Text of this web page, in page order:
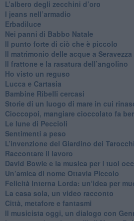
L’albero degli zecchini d’oro
​I jeans nell’armadio
Erbadiluce
Nei panni di Babbo Natale
​Il punto forte di ciò che è piccolo
​Il matrimonio delle acque a Seravezza
​Il frattone e la rasatura dell’angolino
​Ho visto un reguso
Lucca e Cartasia
Bambine Ribelli cercasi
Storie di un luogo di mare in cui
Cioccopoi, mangiare cioccolato fa
​Le lune di Peccioli
​Sentimenti a peso
​L’invenzione del Giardino dei Tarocchi
​Raccontare il lavoro
David Bowie e la musica per i tuoi
Un’amica di nome Ottavia Piccolo
​Felicità Interna Lorda: un’idea per
​La casa sola, un video racconto
​Città, metafore e fantasmi
Il musicista oggi, un dialogo con